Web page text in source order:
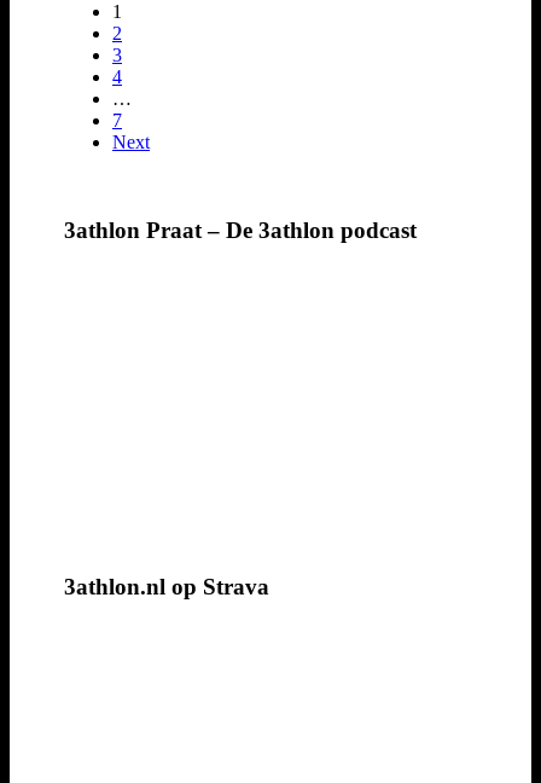
1
2
3
4
…
7
Next
3athlon Praat – De 3athlon podcast
3athlon.nl op Strava